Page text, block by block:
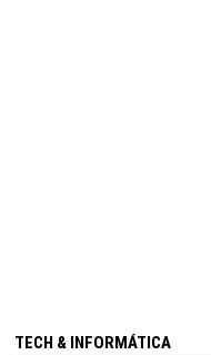
TECH & INFORMÁTICA